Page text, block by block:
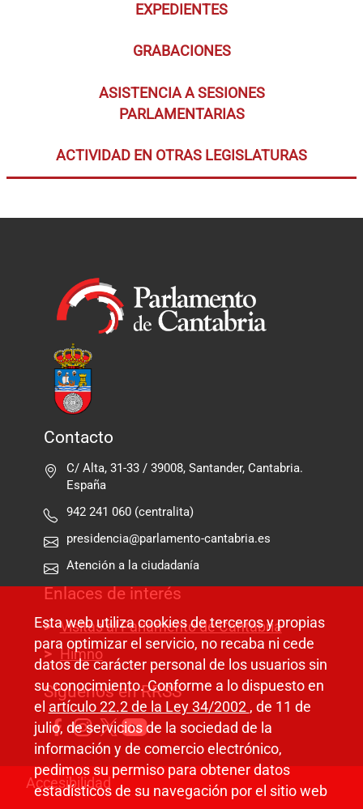
EXPEDIENTES
GRABACIONES
ASISTENCIA A SESIONES
PARLAMENTARIAS
ACTIVIDAD EN OTRAS LEGISLATURAS
Contacto
C/ Alta, 31-33 / 39008, Santander, Cantabria.
España
942 241 060 (centralita)
presidencia@parlamento-cantabria.es
Atención a la ciudadanía
Enlaces de interés
Visitas al Parlamento de Cantabria
Himno
Síguenos en RRSS
Pie de página
Accesibilidad
Esta web utiliza cookies de terceros y propias
para optimizar el servicio, no recaba ni cede
datos de carácter personal de los usuarios sin
su conocimiento. Conforme a lo dispuesto en
el artículo 22.2 de la Ley 34/2002 , de 11 de
julio, de servicios de la sociedad de la
información y de comercio electrónico,
pedimos su permiso para obtener datos
estadísticos de su navegación por el sitio web